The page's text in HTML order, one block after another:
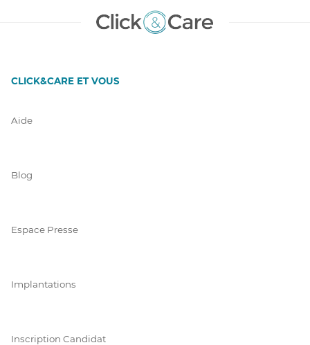
CLICK&CARE ET VOUS
Aide
Blog
Espace Presse
Implantations
Inscription Candidat